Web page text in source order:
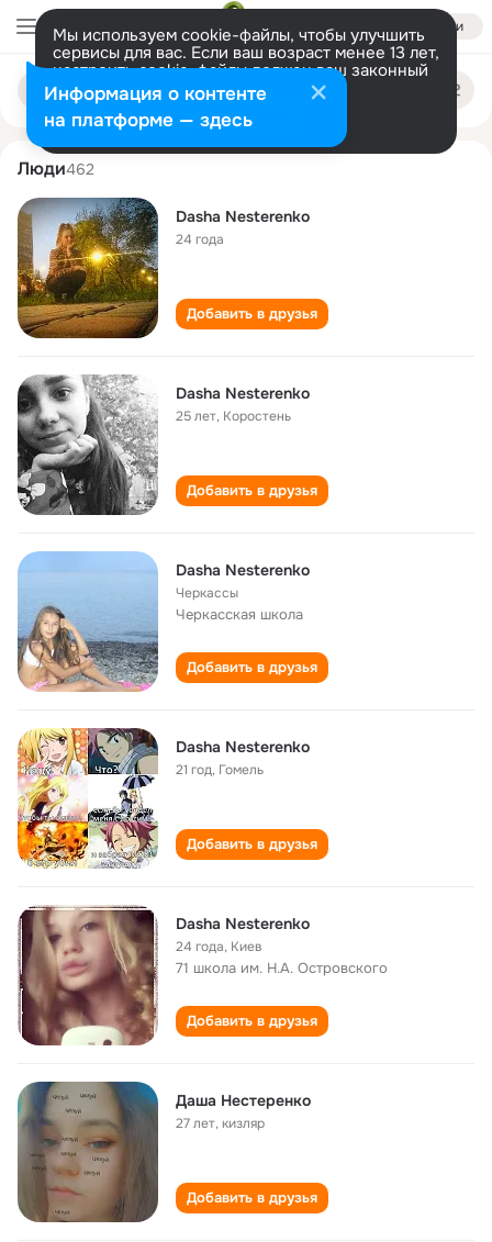
Войти
Мы используем cookie-файлы, чтобы улучшить
сервисы для вас. Если ваш возраст менее 13 лет,
настроить cookie-файлы должен ваш законный
представитель. Больше информации
Разрешить все Настроить
Поиск
людям
dasha nesterenko
Люди462
Dasha Nesterenko
24 года
Добавить в друзья
Dasha Nesterenko
25 лет, Коростень
Добавить в друзья
Dasha Nesterenko
Черкассы
Черкасская школа
Добавить в друзья
Dasha Nesterenko
21 год, Гомель
Добавить в друзья
Dasha Nesterenko
24 года, Киев
71 школа им. Н.А. Островского
Добавить в друзья
Даша Нестеренко
27 лет,кизляр
Добавить в друзья
Информация о контенте
на платформе — здесь